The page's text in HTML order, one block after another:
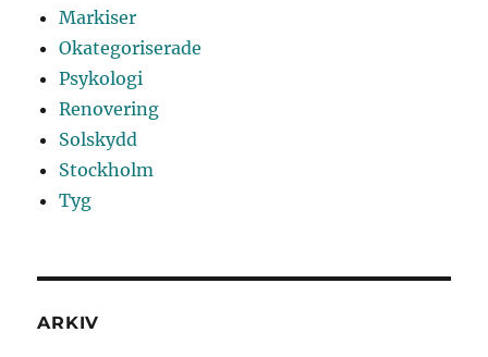
Markiser
Okategoriserade
Psykologi
Renovering
Solskydd
Stockholm
Tyg
ARKIV